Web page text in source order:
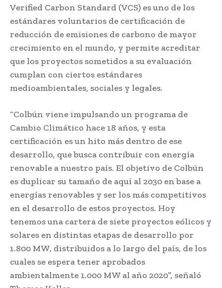
Verified Carbon Standard (VCS) es uno de los
estándares voluntarios de certificación de
reducción de emisiones de carbono de mayor
crecimiento en el mundo, y permite acreditar
que los proyectos sometidos a su evaluación
cumplan con ciertos estándares
medioambientales, sociales y legales.
“Colbún viene impulsando un programa de
Cambio Climático hace 18 años, y esta
certificación es un hito más dentro de ese
desarrollo, que busca contribuir con energía
renovable a nuestro país. El objetivo de Colbún
es duplicar su tamaño de aquí al 2030 en base a
energías renovables y ser los más competitivos
en el desarrollo de estos proyectos. Hoy
tenemos una cartera de siete proyectos eólicos y
solares en distintas etapas de desarrollo por
1.800 MW, distribuidos a lo largo del país, de los
cuales se espera tener aprobados
ambientalmente 1.000 MW al año 2020”, señaló